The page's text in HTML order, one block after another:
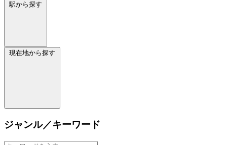
駅から探す
現在地から探す
ジャンル／キーワード